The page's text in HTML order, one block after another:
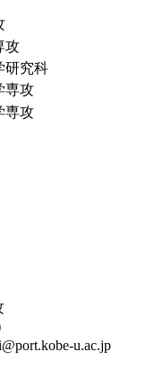
攻
研究科
専攻
専攻
u.ac.jp